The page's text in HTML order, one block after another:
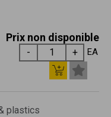
Prix non disponible
EA
plastics